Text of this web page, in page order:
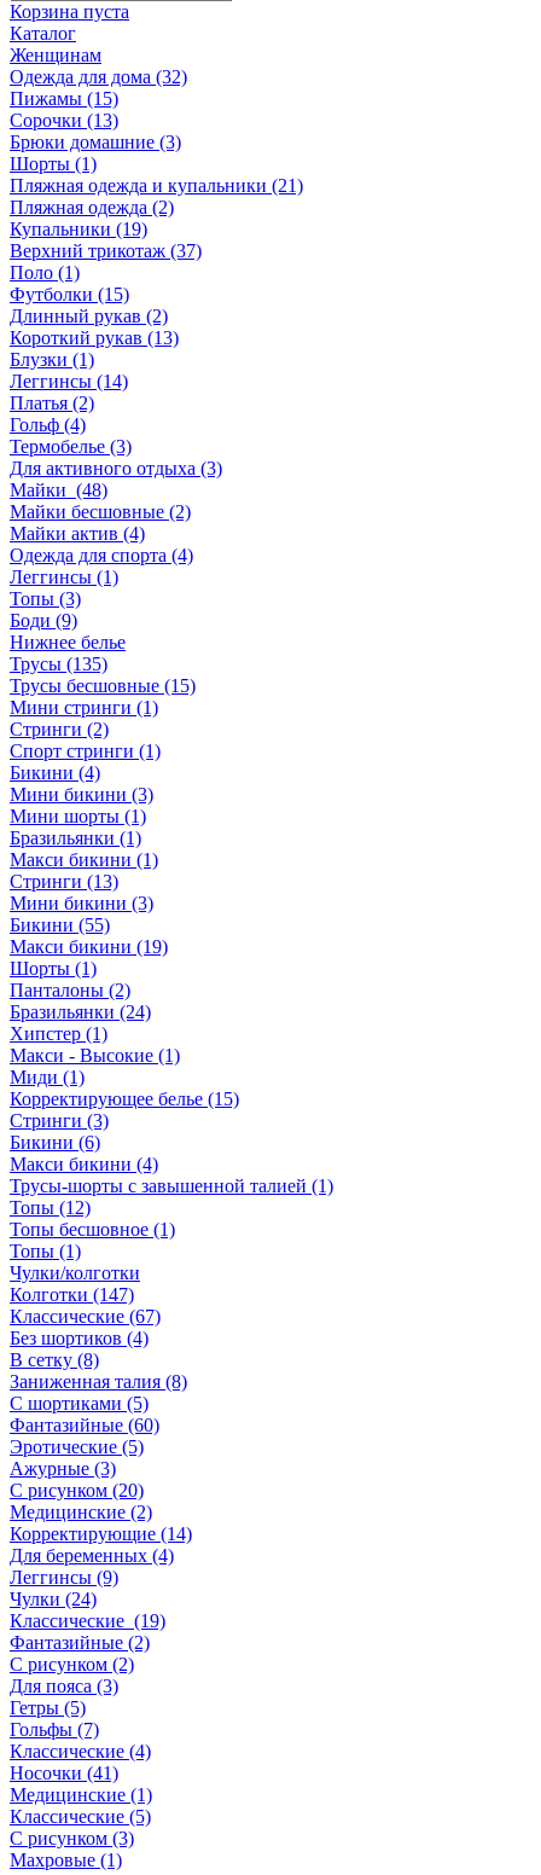
Корзина пуста
Каталог
Женщинам
Одежда для дома (32)
Пижамы (15)
Сорочки (13)
Брюки домашние (3)
Шорты (1)
Пляжная одежда и купальники (21)
Пляжная одежда (2)
Купальники (19)
Верхний трикотаж (37)
Поло (1)
Футболки (15)
Длинный рукав (2)
Короткий рукав (13)
Блузки (1)
Леггинсы (14)
Платья (2)
Гольф (4)
Термобелье (3)
Для активного отдыха (3)
Майки (48)
Майки бесшовные (2)
Майки актив (4)
Одежда для спорта (4)
Леггинсы (1)
Топы (3)
Боди (9)
Нижнее белье
Трусы (135)
Трусы бесшовные (15)
Мини стринги (1)
Стринги (2)
Спорт стринги (1)
Бикини (4)
Мини бикини (3)
Мини шорты (1)
Бразильянки (1)
Макси бикини (1)
Стринги (13)
Мини бикини (3)
Бикини (55)
Макси бикини (19)
Шорты (1)
Панталоны (2)
Бразильянки (24)
Хипстер (1)
Макси - Высокие (1)
Миди (1)
Корректирующее белье (15)
Стринги (3)
Бикини (6)
Макси бикини (4)
Трусы-шорты с завышенной талией (1)
Топы (12)
Топы бесшовное (1)
Топы (1)
Чулки/колготки
Колготки (147)
Классические (67)
Без шортиков (4)
В сетку (8)
Заниженная талия (8)
C шортиками (5)
Фантазийные (60)
Эротические (5)
Ажурные (3)
С рисунком (20)
Медицинские (2)
Корректирующие (14)
Для беременных (4)
Леггинсы (9)
Чулки (24)
Классические (19)
Фантазийные (2)
С рисунком (2)
Для пояса (3)
Гетры (5)
Гольфы (7)
Классические (4)
Носочки (41)
Медицинские (1)
Классические (5)
С рисунком (3)
Махровые (1)